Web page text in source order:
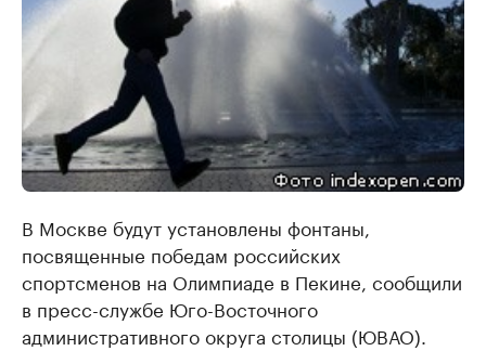
В Москве будут установлены фонтаны,
посвященные победам российских
спортсменов на Олимпиаде в Пекине, сообщили
в пресс-службе Юго-Восточного
административного округа столицы (ЮВАО).